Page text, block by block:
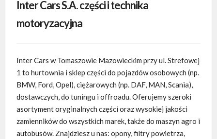
Inter Cars S.A. części i technika
motoryzacyjna
Inter Cars w Tomaszowie Mazowieckim przy ul. Strefowej
1 to hurtownia i sklep części do pojazdów osobowych (np.
BMW, Ford,Opel), ciężarowych (np. DAF, MAN, Scania),
dostawczych, do tuningu i offroadu. Oferujemy szeroki
asortyment oryginalnych części oraz wysokiej jakości
zamienników do wszystkich marek, także do maszyn agro i
autobusów. Znajdziesz u nas: opony, filtry powietrza,